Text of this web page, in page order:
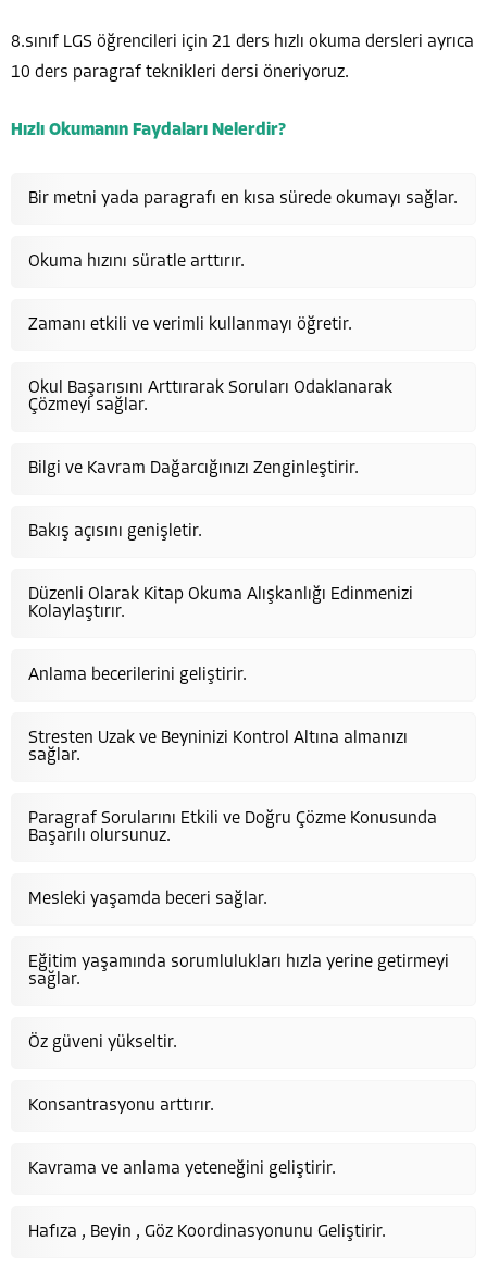
8.sınıf LGS öğrencileri için 21 ders hızlı okuma dersleri ayrıca
10 ders paragraf teknikleri dersi öneriyoruz.
Hızlı Okumanın Faydaları Nelerdir?
Bir metni yada paragrafı en kısa sürede okumayı sağlar.
Okuma hızını süratle arttırır.
Zamanı etkili ve verimli kullanmayı öğretir.
Okul Başarısını Arttırarak Soruları Odaklanarak
Çözmeyi sağlar.
Bilgi ve Kavram Dağarcığınızı Zenginleştirir.
Bakış açısını genişletir.
Düzenli Olarak Kitap Okuma Alışkanlığı Edinmenizi
Kolaylaştırır.
Anlama becerilerini geliştirir.
Stresten Uzak ve Beyninizi Kontrol Altına almanızı
sağlar.
Paragraf Sorularını Etkili ve Doğru Çözme Konusunda
Başarılı olursunuz.
Mesleki yaşamda beceri sağlar.
Eğitim yaşamında sorumlulukları hızla yerine getirmeyi
sağlar.
Öz güveni yükseltir.
Konsantrasyonu arttırır.
Kavrama ve anlama yeteneğini geliştirir.
Hafıza , Beyin , Göz Koordinasyonunu Geliştirir.